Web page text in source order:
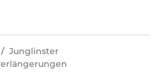
Junglinster